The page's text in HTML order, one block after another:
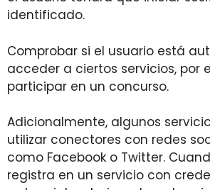
identificado.
Comprobar si el usuario está
acceder a ciertos servicios, por
participar en un concurso.
Adicionalmente, algunos
utilizar conectores con redes
como Facebook o Twitter.
registra en un servicio con